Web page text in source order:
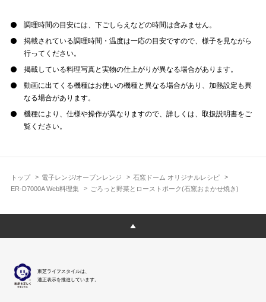
トップ 電子レンジ/オーブンレンジ
石窯ドーム オリジナルレシピ
ER-D7000A Web料理集
ごろっと野菜とローストポーク(石窯おまかせ焼き)
調理時間の目安には、下ごしらえなどの時間は含みません。
掲載されている調理時間・温度は一応の目安ですので、様子を見ながら
行ってください。
掲載している料理写真と実物の仕上がりが異なる場合があります。
動画に出てくる機種はお使いの機種と異なる場合があり、加熱設定も異
なる場合があります。
機種により、仕様や操作が異なりますので、詳しくは、取扱説明書をご
覧ください。
東芝ライフスタイルは、
適正表示を推進しています。